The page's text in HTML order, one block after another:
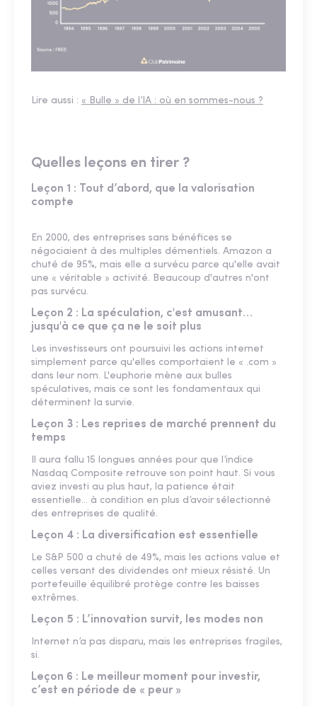
Lire aussi : « Bulle » de l’IA : où en sommes-nous ?
Quelles leçons en tirer ?
Leçon 1 : Tout d’abord, que la valorisation
compte
En 2000, des entreprises sans bénéfices se
négociaient à des multiples démentiels. Amazon a
chuté de 95%, mais elle a survécu parce qu'elle avait
une « véritable » activité. Beaucoup d'autres n'ont
pas survécu.
Leçon 2 : La spéculation, c'est amusant…
jusqu'à ce que ça ne le soit plus
Les investisseurs ont poursuivi les actions internet
simplement parce qu'elles comportaient le « .com »
dans leur nom. L'euphorie mène aux bulles
spéculatives, mais ce sont les fondamentaux qui
déterminent la survie.
Leçon 3 : Les reprises de marché prennent du
temps
Il aura fallu 15 longues années pour que l’indice
Nasdaq Composite retrouve son point haut. Si vous
aviez investi au plus haut, la patience était
essentielle… à condition en plus d’avoir sélectionné
des entreprises de qualité.
Leçon 4 : La diversification est essentielle
Le S&P 500 a chuté de 49%, mais les actions value et
celles versant des dividendes ont mieux résisté. Un
portefeuille équilibré protège contre les baisses
extrêmes.
Leçon 5 : L’innovation survit, les modes non
Internet n’a pas disparu, mais les entreprises fragiles,
si.
Leçon 6 : Le meilleur moment pour investir,
c’est en période de « peur »